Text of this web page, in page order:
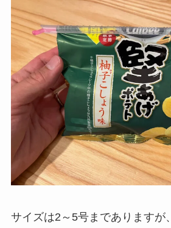
サイズは2～5号までありますが、